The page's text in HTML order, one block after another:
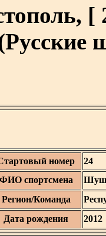
[
номер
24
ФИО спортсмена
Регион/Команда
Дата рождения
2012